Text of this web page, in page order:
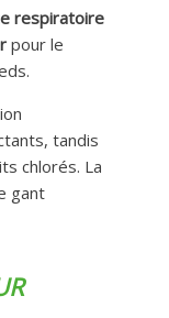
respiratoire
pour le
tandis
chlorés. La
gant